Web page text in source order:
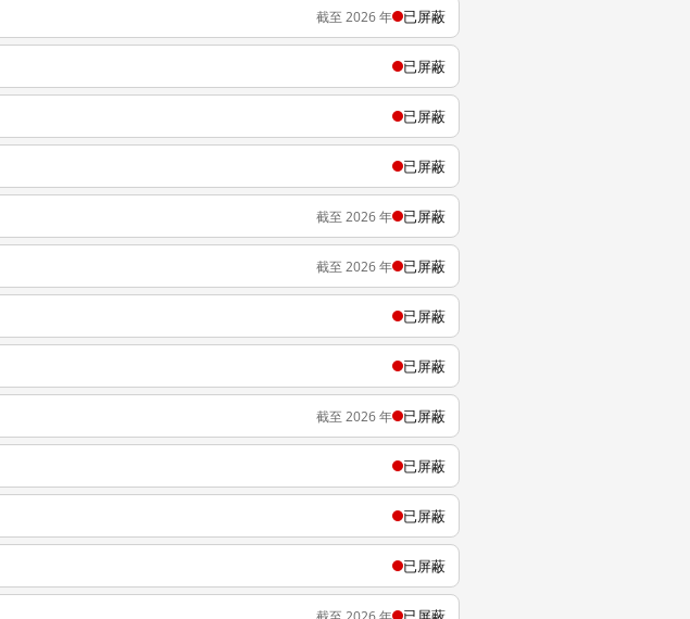
截至 2026 年 已屏蔽
已屏蔽
已屏蔽
已屏蔽
截至 2026 年 已屏蔽
截至 2026 年 已屏蔽
已屏蔽
已屏蔽
截至 2026 年 已屏蔽
已屏蔽
已屏蔽
已屏蔽